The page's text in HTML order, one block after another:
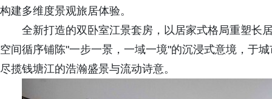
构建多维度景观旅居体验。
全新打造的双卧室江景套房，以居家式格局重塑长
空间循序铺陈"一步一景，一域一境"的沉浸式意境，于
尽揽钱塘江的浩瀚盛景与流动诗意。